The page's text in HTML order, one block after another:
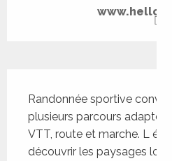
Randonnée sportive
plusieurs parcours adaptés
VTT, route et marche. L
découvrir les paysages